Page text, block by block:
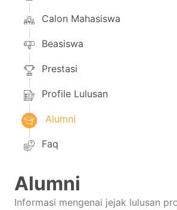
Calon Mahasiswa
Beasiswa
Prestasi
Profile Lulusan
Alumni
Faq
Alumni
Informasi mengenai jejak lulusan